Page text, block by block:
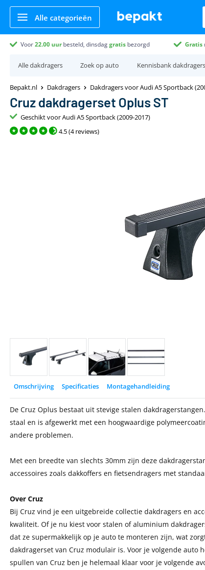
Alle categorieën
Voor22.00 uurbesteld, dinsdaggratis bezorgd Gratis
Alle dakdragers Zoek op auto Kennisbank dakdragers
Bepakt.nl Dakdragers Dakdragers voor Audi A5 Sportback
Cruz dakdragerset Oplus ST
Geschikt voor Audi A5 Sportback (2009-2017)
4.5 (4 reviews)
Omschrijving Specificaties Montagehandleiding
De Cruz Oplus bestaat uit stevige stalen
staal en is afgewerkt met een hoogwaardige
andere problemen.
Met een breedte van slechts 30mm zijn deze
accessoires zoals dakkoffers en fietsendragers met
Over Cruz
Bij Cruz vind je een uitgebreide collectie dakdragers en
kwaliteit. Of je nu kiest voor stalen of aluminium
dat ze supermakkelijk op je auto te monteren zijn, wat
dakdragerset van Cruz modulair is. Voor je volgende auto
spullen van Cruz ben je helemaal klaar voor je volgende